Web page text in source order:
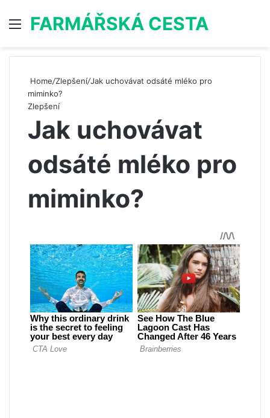
Menu
FARMÁŘSKÁ CESTA
Home/Zlepšení/Jak uchovávat odsáté mléko pro
miminko?
Zlepšení
Jak uchovávat
odsáté mléko pro
miminko?